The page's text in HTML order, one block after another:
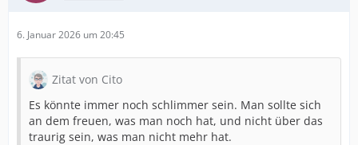
6. Januar 2026 um 20:45
Zitat von Cito
Es könnte immer noch schlimmer sein. Man sollte sich
an dem freuen, was man noch hat, und nicht über das
traurig sein, was man nicht mehr hat.